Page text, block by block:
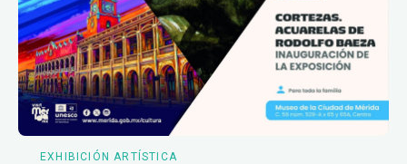
EXHIBICIÓN ARTÍSTICA